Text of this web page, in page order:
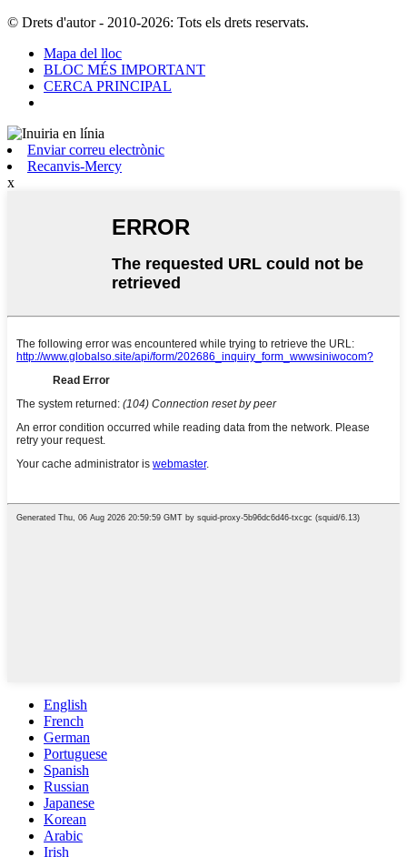
© Drets d'autor - 2010-2026: Tots els drets reservats.
Mapa del lloc
BLOC MÉS IMPORTANT
CERCA PRINCIPAL
Enviar correu electrònic
Recanvis-Mercy
x
English
French
German
Portuguese
Spanish
Russian
Japanese
Korean
Arabic
Irish